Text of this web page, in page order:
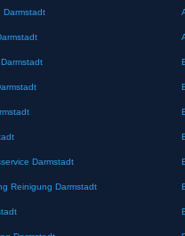
Darmstadt
Darmstadt
Reinigung Darmstadt